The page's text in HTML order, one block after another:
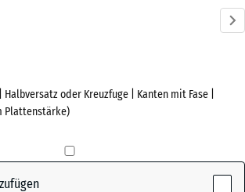
oder Kreuzfuge | Kanten mit Fase |
Plattenstärke)